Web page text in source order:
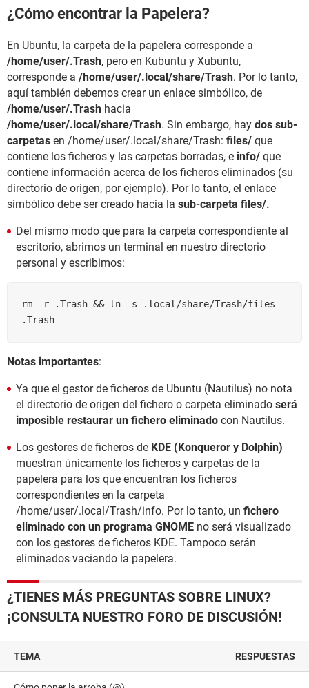
¿Cómo encontrar la Papelera?
En Ubuntu, la carpeta de la papelera corresponde a
/home/user/.Trash, pero en Kubuntu y Xubuntu,
corresponde a /home/user/.local/share/Trash. Por lo tanto,
aquí también debemos crear un enlace simbólico, de
/home/user/.Trash hacia
/home/user/.local/share/Trash. Sin embargo, hay dos sub-
carpetas en /home/user/.local/share/Trash: files/ que
contiene los ficheros y las carpetas borradas, e info/ que
contiene información acerca de los ficheros eliminados (su
directorio de origen, por ejemplo). Por lo tanto, el enlace
simbólico debe ser creado hacia la sub-carpeta files/.
Del mismo modo que para la carpeta correspondiente al
escritorio, abrimos un terminal en nuestro directorio
personal y escribimos:
rm -r .Trash && ln -s .local/share/Trash/files
.Trash
Notas importantes:
Ya que el gestor de ficheros de Ubuntu (Nautilus) no nota
el directorio de origen del fichero o carpeta eliminado será
imposible restaurar un fichero eliminado con Nautilus.
Los gestores de ficheros de KDE (Konqueror y Dolphin)
muestran únicamente los ficheros y carpetas de la
papelera para los que encuentran los ficheros
correspondientes en la carpeta
/home/user/.local/Trash/info. Por lo tanto, un fichero
eliminado con un programa GNOME no será visualizado
con los gestores de ficheros KDE. Tampoco serán
eliminados vaciando la papelera.
¿TIENES MÁS PREGUNTAS SOBRE LINUX?
¡CONSULTA NUESTRO FORO DE DISCUSIÓN!
TEMA RESPUESTAS